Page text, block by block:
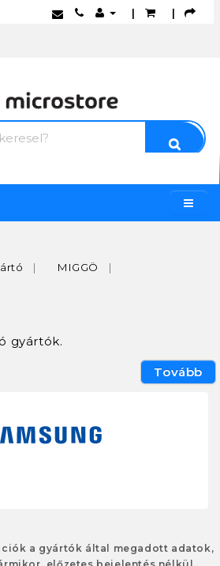
| |
MIGGÖ
gyártók.
Tovább
a gyártók által megadott adatok,